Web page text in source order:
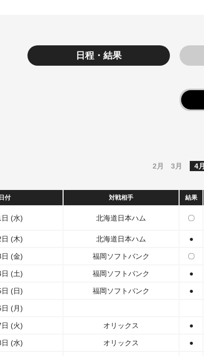
日程・結果
2月 3月 4月
日付 対戦相手 結果
(水) 北海道日本ハム 〇
(木) 北海道日本ハム ●
(金) 福岡ソフトバンク 〇
(土) 福岡ソフトバンク ●
(日) 福岡ソフトバンク ●
(月)
(火) オリックス ●
(水) オリックス ●